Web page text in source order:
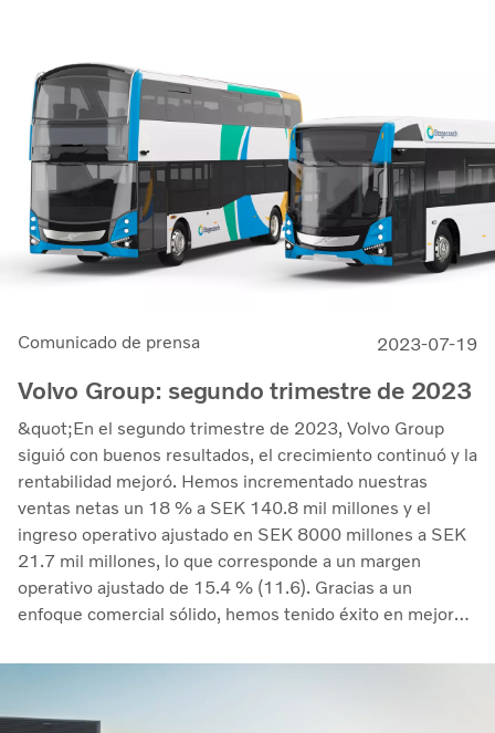
empleado aumentó a 33.7 % (27.4)&quot;, dice
Martin Lundstedt, presidente y director ejecutivo.
Comunicado de prensa 2023-07-19
Volvo Group: segundo trimestre de 2023
&quot;En el segundo trimestre de 2023, Volvo Group
siguió con buenos resultados, el crecimiento continuó y la
rentabilidad mejoró. Hemos incrementado nuestras
ventas netas un 18 % a SEK 140.8 mil millones y el
ingreso operativo ajustado en SEK 8000 millones a SEK
21.7 mil millones, lo que corresponde a un margen
operativo ajustado de 15.4 % (11.6). Gracias a un
enfoque comercial sólido, hemos tenido éxito en mejorar
inflación y los aumentos de los problemas en la cadena de
y director ejecutivo.